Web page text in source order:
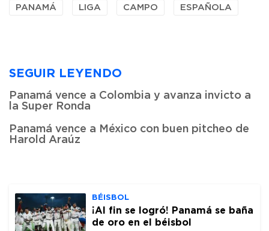
PANAMÁ LIGA CAMPO ESPAÑOLA
SEGUIR LEYENDO
Panamá vence a Colombia y avanza invicto a
la Super Ronda
Panamá vence a México con buen pitcheo de
Harold Araúz
BÉISBOL
¡Al fin se logró! Panamá se baña
de oro en el béisbol